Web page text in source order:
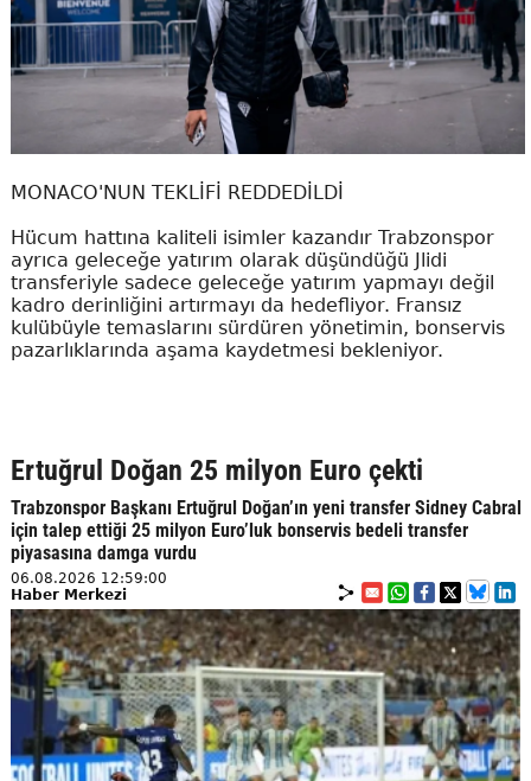
MONACO'NUN TEKLİFİ REDDEDİLDİ
Hücum hattına kaliteli isimler kazandır Trabzonspor
ayrıca geleceğe yatırım olarak düşündüğü Jlidi
transferiyle sadece geleceğe yatırım yapmayı değil
kadro derinliğini artırmayı da hedefliyor. Fransız
kulübüyle temaslarını sürdüren yönetimin, bonservis
pazarlıklarında aşama kaydetmesi bekleniyor.
Ertuğrul Doğan 25 milyon Euro çekti
Trabzonspor Başkanı Ertuğrul Doğan’ın yeni transfer Sidney Cabral
için talep ettiği 25 milyon Euro’luk bonservis bedeli transfer
piyasasına damga vurdu
06.08.2026 12:59:00
Haber Merkezi